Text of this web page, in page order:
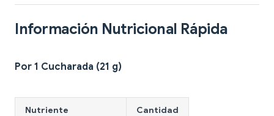
Información Nutricional Rápida
Por 1 Cucharada (21 g)
Nutriente Cantidad